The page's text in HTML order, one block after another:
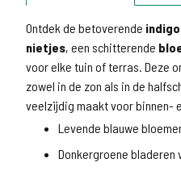
Ontdek de betoverende
nietjes, een schitterende
voor elke tuin of terras. Deze
zowel in de zon als in de
veelzijdig maakt voor binnen-
Levende blauwe
Donkergroene